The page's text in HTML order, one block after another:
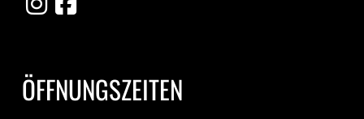
ÖFFNUNGSZEITEN